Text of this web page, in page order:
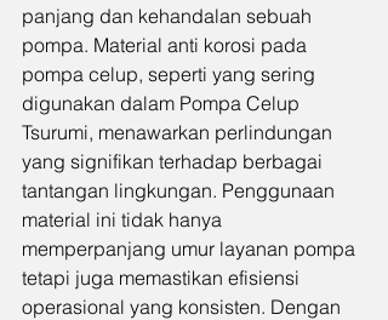
panjang dan kehandalan sebuah
pompa. Material anti korosi pada
pompa celup, seperti yang sering
digunakan dalam Pompa Celup
Tsurumi, menawarkan perlindungan
yang signifikan terhadap berbagai
tantangan lingkungan. Penggunaan
material ini tidak hanya
memperpanjang umur layanan pompa
tetapi juga memastikan efisiensi
operasional yang konsisten. Dengan